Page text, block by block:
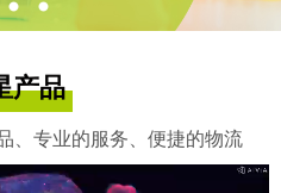
产品
、专业的服务、便捷的物流